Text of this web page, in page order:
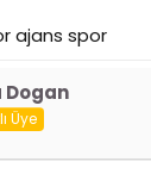
ajans spor
Üye